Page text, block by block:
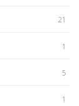
21
1
5
1